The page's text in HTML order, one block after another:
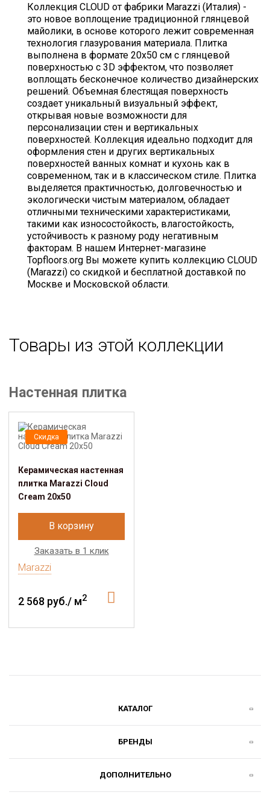
Коллекция CLOUD от фабрики Marazzi (Италия) -
это новое воплощение традиционной глянцевой
майолики, в основе которого лежит современная
технология глазурования материала. Плитка
выполнена в формате 20х50 см с глянцевой
поверхностью с 3D эффектом, что позволяет
воплощать бесконечное количество дизайнерских
решений. Объемная блестящая поверхность
создает уникальный визуальный эффект,
открывая новые возможности для
персонализации стен и вертикальных
поверхностей. Коллекция идеально подходит для
оформления стен и других вертикальных
поверхностей ванных комнат и кухонь как в
современном, так и в классическом стиле. Плитка
выделяется практичностью, долговечностью и
экологически чистым материалом, обладает
отличными техническими характеристиками,
такими как износостойкость, влагостойкость,
устойчивость к разному роду негативным
факторам. В нашем Интернет-магазине
Topfloors.org Вы можете купить коллекцию CLOUD
(Marazzi) со скидкой и бесплатной доставкой по
Москве и Московской области.
Товары из этой коллекции
Настенная плитка
Скидка
Керамическая настенная
плитка Marazzi Cloud
Cream 20x50
В корзину
Заказать в 1 клик
Marazzi
2 568 руб./ м2
КАТАЛОГ
БРЕНДЫ
ДОПОЛНИТЕЛЬНО